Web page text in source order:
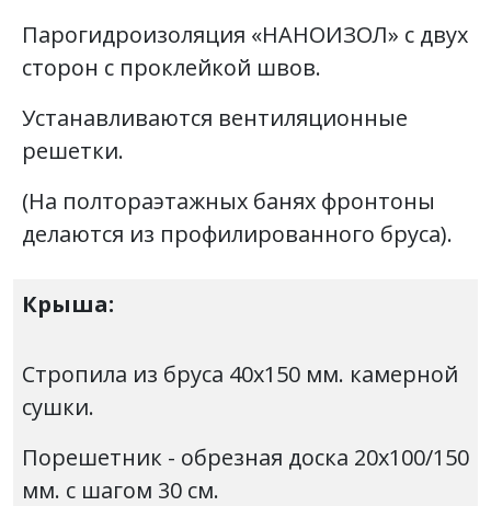
Парогидроизоляция «НАНОИЗОЛ» с двух
сторон с проклейкой швов.
Устанавливаются вентиляционные
решетки.
(На полтораэтажных банях фронтоны
делаются из профилированного бруса).
Крыша:
Стропила из бруса 40х150 мм. камерной
сушки.
Порешетник - обрезная доска 20х100/150
мм. с шагом 30 см.